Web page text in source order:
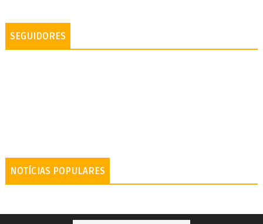
SEGUIDORES
NOTÍCIAS POPULARES